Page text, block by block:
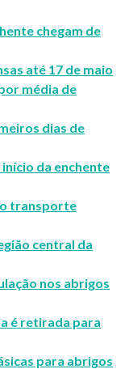
chegam de
até 17 de maio
média de
dias de
da enchente
transporte
central da
nos abrigos
é retirada para
para abrigos